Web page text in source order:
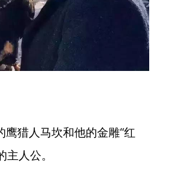
猎人马坎和他的金雕“红
人公。